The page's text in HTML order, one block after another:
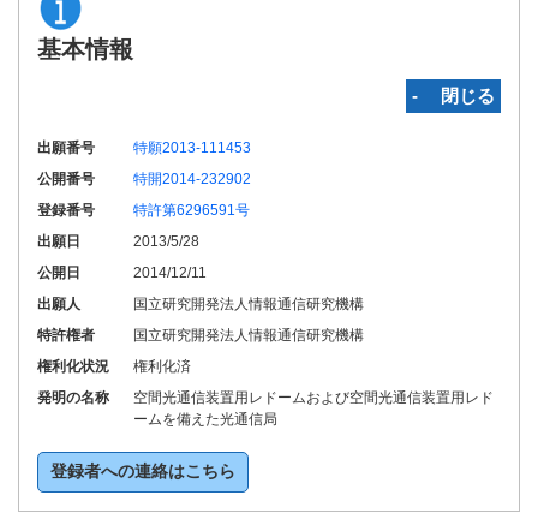
基本情報
‐ 閉じる
出願番号
特願2013-111453
公開番号
特開2014-232902
登録番号
特許第6296591号
出願日
2013/5/28
公開日
2014/12/11
出願人
国立研究開発法人情報通信研究機構
特許権者
国立研究開発法人情報通信研究機構
権利化状況
権利化済
発明の名称
空間光通信装置用レドームおよび空間光通信装置用レド
ームを備えた光通信局
登録者への連絡はこちら